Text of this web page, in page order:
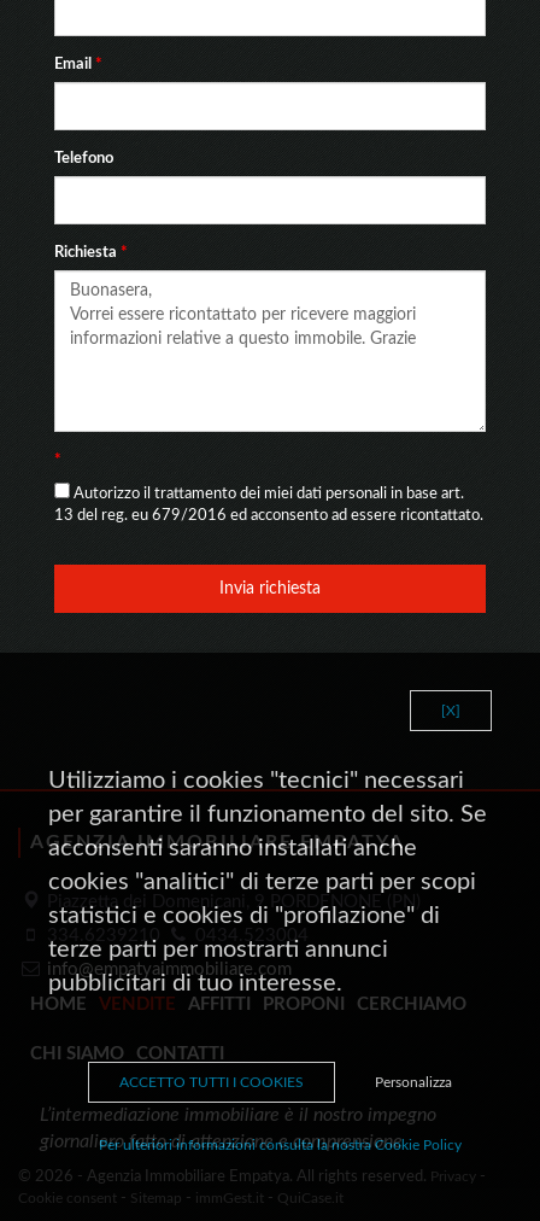
Email *
Telefono
Richiesta *
*
Autorizzo il trattamento dei miei dati personali in base art.
13 del reg. eu 679/2016 ed acconsento ad essere ricontattato.
Invia richiesta
AGENZIA IMMOBILIARE EMPATYA
Piazzetta dei Domenicani, 9 PORDENONE (PN)
334.6239210
0434.523004
info@empatyaimmobiliare.com
HOME
VENDITE AFFITTI PROPONI CERCHIAMO
CHI SIAMO CONTATTI
L’intermediazione immobiliare è il nostro impegno
giornaliero fatto di attenzione e comprensione
© 2026 - Agenzia Immobiliare Empatya. All rights reserved. Privacy -
Cookie consent - Sitemap - immGest.it - QuiCase.it
[X]
Utilizziamo i cookies "tecnici" necessari
per garantire il funzionamento del sito. Se
acconsenti saranno installati anche
cookies "analitici" di terze parti per scopi
statistici e cookies di "profilazione" di
terze parti per mostrarti annunci
pubblicitari di tuo interesse.
ACCETTO TUTTI I COOKIES Personalizza
Per ulteriori informazioni consulta la nostra Cookie Policy